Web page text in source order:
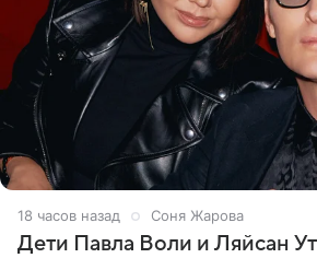
18 часов назад Соня Жарова
Дети Павла Воли и Ляйсан